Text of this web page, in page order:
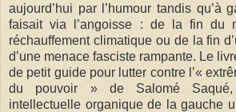
aujourd’hui par l’humour tandis qu’à
faisait via l’angoisse : de la fin du
réchauffement climatique ou de la fin
d’une menace fasciste rampante. Le
de petit guide pour lutter contre l’«
du pouvoir » de Salomé
intellectuelle organique de la gauche